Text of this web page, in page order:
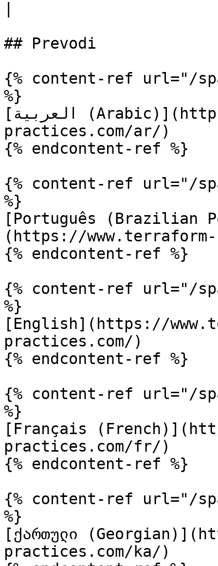
## Prevodi
{% content-ref url="/
%}
[العربية (Arabic)](https://www.terraform-best-
practices.com/ar/)
{% endcontent-ref %}
{% content-ref url="/
%}
[Português (Brazilian
(https://
{% endcontent-ref %}
{% content-ref url="/
%}
[English](https://
practices.com/)
{% endcontent-ref %}
{% content-ref url="/
%}
[Français
practices.com/fr/)
{% endcontent-ref %}
{% content-ref url="/
%}
[ქართული
practices.com/ka/)